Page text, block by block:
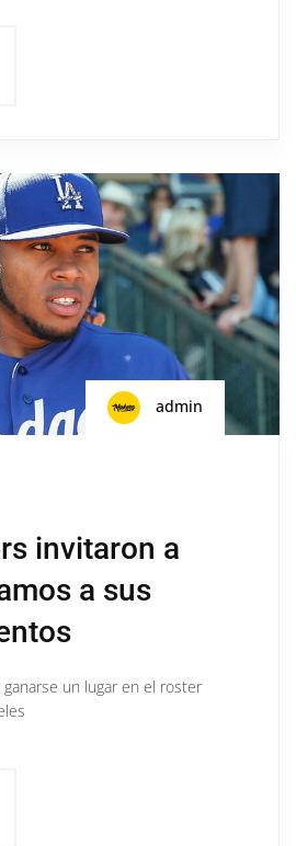
admin
invitaron a
a sus
un lugar en el roster